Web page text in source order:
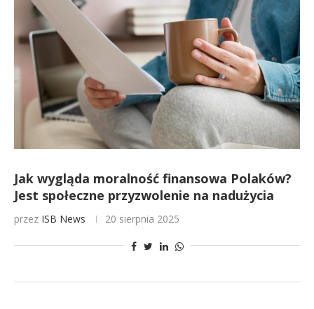
Jak wygląda moralność finansowa Polaków?
Jest społeczne przyzwolenie na nadużycia
przez ISB News 20 sierpnia 2025